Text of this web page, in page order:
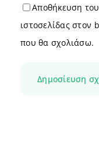
Αποθήκευση
ιστοσελίδας στον
που θα σχολιάσω.